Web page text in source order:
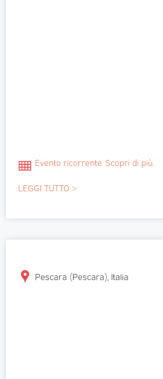
Evento ricorrente. Scopri di più.
LEGGI TUTTO >
Pescara (Pescara), Italia